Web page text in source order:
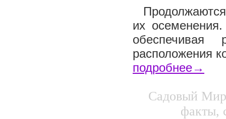
их
обеспечивая
расположения
подробнее→
Садовый
факты,